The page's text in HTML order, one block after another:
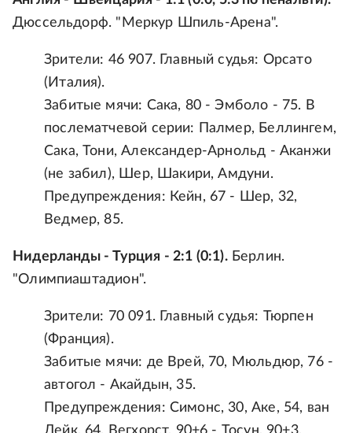
Дюссельдорф. "Меркур Шпиль-Арена".
Зрители: 46 907. Главный судья: Орсато
(Италия).
Забитые мячи: Сака, 80 - Эмболо - 75. В
послематчевой серии: Палмер, Беллингем,
Сака, Тони, Александер-Арнольд - Аканжи
(не забил), Шер, Шакири, Амдуни.
Предупреждения: Кейн, 67 - Шер, 32,
Ведмер, 85.
Нидерланды - Турция - 2:1 (0:1).Берлин.
"Олимпиаштадион".
Зрители: 70 091. Главный судья: Тюрпен
(Франция).
Забитые мячи: де Врей, 70, Мюльдюр, 76 -
автогол - Акайдын, 35.
Предупреждения: Симонс, 30, Аке, 54, ван